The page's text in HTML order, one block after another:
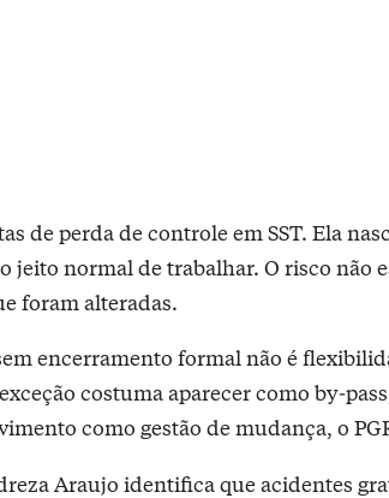
normal de trabalhar. O risco não
foram alteradas.
encerramento formal não é
costuma aparecer como by-
como gestão de mudança, o
Araujo identifica que acidentes